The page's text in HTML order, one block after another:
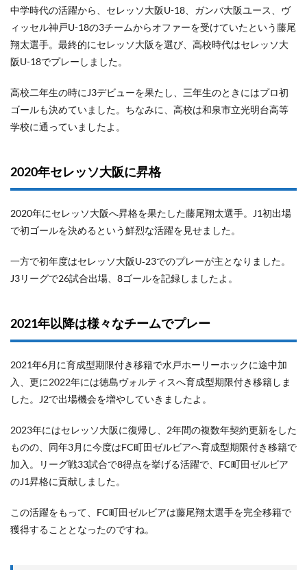
中学時代の活躍から、セレッソ大阪U-18、ガンバ大阪ユース、ヴ
ィッセル神戸U-18の3チームからオファーを受けていたという藤尾
翔太選手。最終的にセレッソ大阪を選び、高校時代はセレッソ大
阪U-18でプレーしました。
高校二年生の時にJ3デビューを果たし、三年生のときにはプロ初
ゴールも決めていました。ちなみに、高校は和泉市立光明台高等
学校に通っていましたよ。
2020年セレッソ大阪に昇格
2020年にセレッソ大阪へ昇格を果たした藤尾翔太選手。J1初出場
で初ゴールを決めるという鮮烈な活躍を見せました。
一方で初年度はセレッソ大阪U‐23でのプレーが主となりました。
J3リーグで26試合出場、8ゴールを記録しましたよ。
2021年以降は様々なチームでプレー
2021年6月に育成型期限付き移籍で水戸ホーリーホックに途中加
入、更に2022年には徳島ヴォルティスへ育成型期限付き移籍しま
した。J2で出場機会を増やしていきましたよ。
2023年にはセレッソ大阪に復帰し、2年間の複数年契約更新をした
ものの、同年3月に今度はFC町田ゼルビアへ育成型期限付き移籍で
加入。リーグ戦33試合で8得点を挙げる活躍で、FC町田ゼルビア
のJ1昇格に貢献しました。
この活躍をもって、FC町田ゼルビアは藤尾翔太選手を完全移籍で
獲得することとなったのですね。